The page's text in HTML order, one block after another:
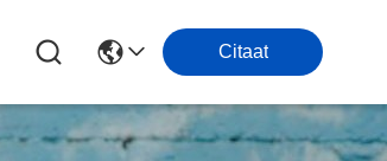
Citaat